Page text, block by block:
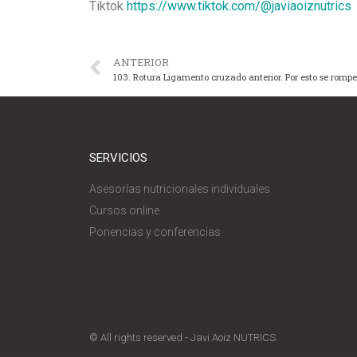
Tiktok https://www.tiktok.com/@javiaoiznutrics
ANTERIOR
103. Rotura Ligamento cruzado anterior. Por esto se
SERVICIOS
Asesorías nutricionales individuales
Cursos online
Ponencias y conferencias
© All rights reserved - Javi Aoiz NUTRICS